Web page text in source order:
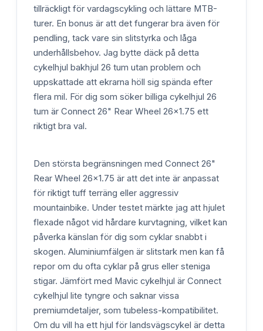
tillräckligt för vardagscykling och lättare MTB-
turer. En bonus är att det fungerar bra även för
pendling, tack vare sin slitstyrka och låga
underhållsbehov. Jag bytte däck på detta
cykelhjul bakhjul 26 tum utan problem och
uppskattade att ekrarna höll sig spända efter
flera mil. För dig som söker billiga cykelhjul 26
tum är Connect 26" Rear Wheel 26x1.75 ett
riktigt bra val.
Den största begränsningen med Connect 26"
Rear Wheel 26x1.75 är att det inte är anpassat
för riktigt tuff terräng eller aggressiv
mountainbike. Under testet märkte jag att hjulet
flexade något vid hårdare kurvtagning, vilket kan
påverka känslan för dig som cyklar snabbt i
skogen. Aluminiumfälgen är slitstark men kan få
repor om du ofta cyklar på grus eller steniga
stigar. Jämfört med Mavic cykelhjul är Connect
cykelhjul lite tyngre och saknar vissa
premiumdetaljer, som tubeless-kompatibilitet.
Om du vill ha ett hjul för landsvägscykel är detta